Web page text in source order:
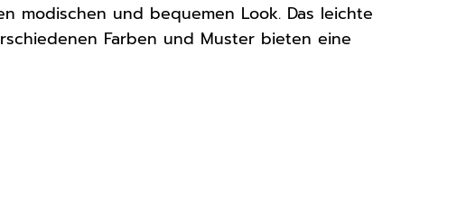
modischen und bequemen Look. Das leichte
Farben und Muster bieten eine